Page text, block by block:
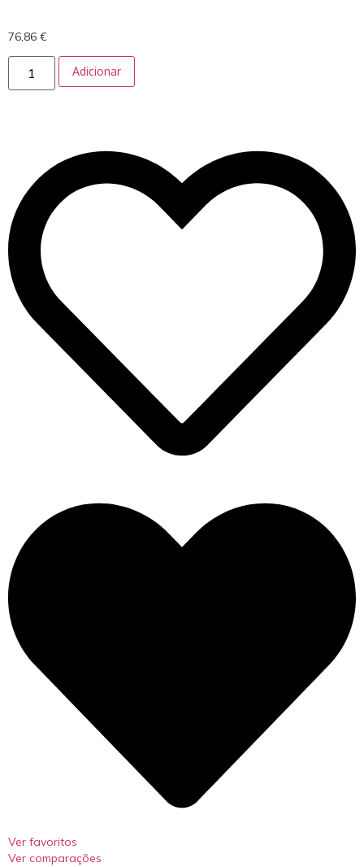
76,86 €
Adicionar
Ver favoritos
Ver comparações